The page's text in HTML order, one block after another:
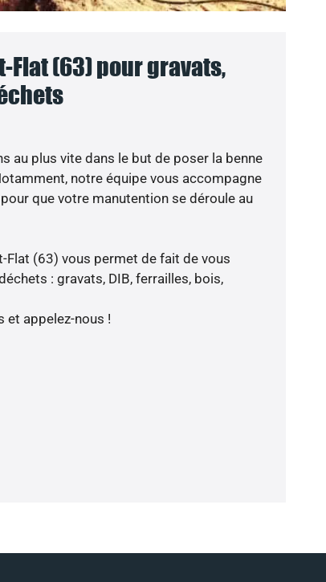
Flat (63) pour gravats,
au plus vite dans le but de poser la benne
notre équipe vous accompagne
que votre manutention se déroule au
Flat (63) vous permet de fait de vous
: gravats, DIB, ferrailles, bois,
et appelez-nous !